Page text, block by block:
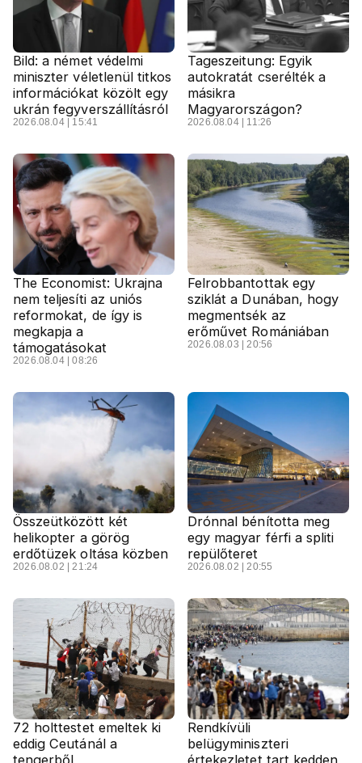
Bild: a német védelmi
miniszter véletlenül titkos
információkat közölt egy
ukrán fegyverszállításról
2026.08.04 | 15:41
Tageszeitung: Egyik
autokratát cserélték a
másikra
Magyarországon?
2026.08.04 | 11:26
The Economist: Ukrajna
nem teljesíti az uniós
reformokat, de így is
megkapja a
támogatásokat
2026.08.04 | 08:26
Felrobbantottak egy
sziklát a Dunában, hogy
megmentsék az
erőművet Romániában
2026.08.03 | 20:56
Összeütközött két
helikopter a görög
erdőtüzek oltása közben
2026.08.02 | 21:24
Drónnal bénította meg
egy magyar férfi a spliti
repülőteret
2026.08.02 | 20:55
72 holttestet emeltek ki
eddig Ceutánál a
Rendkívüli
belügyminiszteri